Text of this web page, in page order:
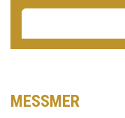
MESSMER